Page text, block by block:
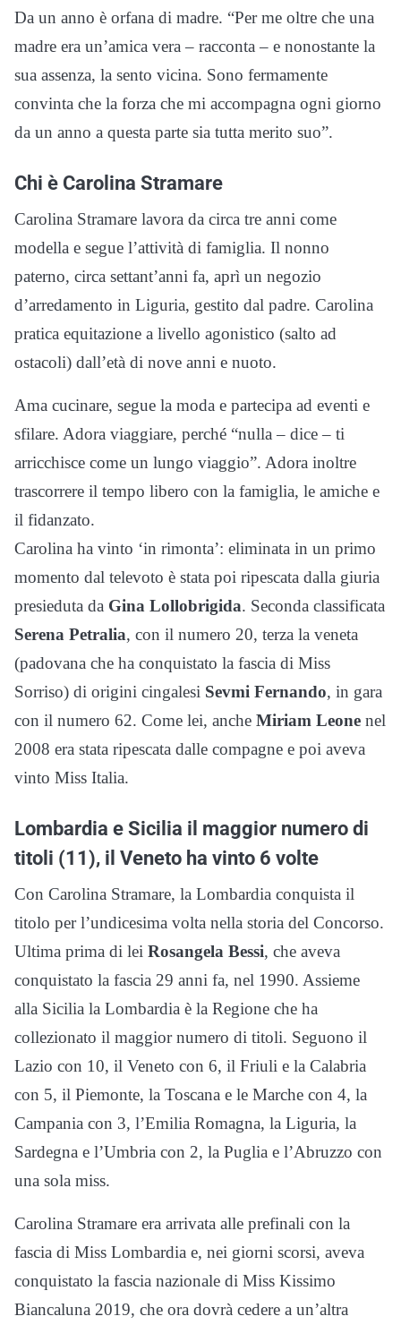
Da un anno è orfana di madre. “Per me oltre che una
madre era un’amica vera – racconta – e nonostante la
sua assenza, la sento vicina. Sono fermamente
convinta che la forza che mi accompagna ogni giorno
da un anno a questa parte sia tutta merito suo”.
Chi è Carolina Stramare
Carolina Stramare lavora da circa tre anni come
modella e segue l’attività di famiglia. Il nonno
paterno, circa settant’anni fa, aprì un negozio
d’arredamento in Liguria, gestito dal padre. Carolina
pratica equitazione a livello agonistico (salto ad
ostacoli) dall’età di nove anni e nuoto.
Ama cucinare, segue la moda e partecipa ad eventi e
sfilare. Adora viaggiare, perché “nulla – dice – ti
arricchisce come un lungo viaggio”. Adora inoltre
trascorrere il tempo libero con la famiglia, le amiche e
il fidanzato.
Carolina ha vinto ‘in rimonta’: eliminata in un primo
momento dal televoto è stata poi ripescata dalla giuria
presieduta da Gina Lollobrigida. Seconda classificata
Serena Petralia, con il numero 20, terza la veneta
(padovana che ha conquistato la fascia di Miss
Sorriso) di origini cingalesi Sevmi Fernando, in gara
con il numero 62. Come lei, anche Miriam Leone nel
2008 era stata ripescata dalle compagne e poi aveva
vinto Miss Italia.
Lombardia e Sicilia il maggior numero di
titoli (11), il Veneto ha vinto 6 volte
Con Carolina Stramare, la Lombardia conquista il
titolo per l’undicesima volta nella storia del Concorso.
Ultima prima di lei Rosangela Bessi, che aveva
conquistato la fascia 29 anni fa, nel 1990. Assieme
alla Sicilia la Lombardia è la Regione che ha
collezionato il maggior numero di titoli. Seguono il
Lazio con 10, il Veneto con 6, il Friuli e la Calabria
con 5, il Piemonte, la Toscana e le Marche con 4, la
Campania con 3, l’Emilia Romagna, la Liguria, la
Sardegna e l’Umbria con 2, la Puglia e l’Abruzzo con
una sola miss.
Carolina Stramare era arrivata alle prefinali con la
fascia di Miss Lombardia e, nei giorni scorsi, aveva
conquistato la fascia nazionale di Miss Kissimo
Biancaluna 2019, che ora dovrà cedere a un’altra